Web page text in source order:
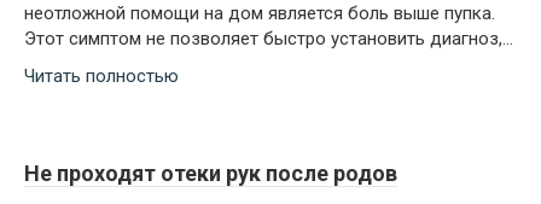
неотложной помощи на дом является боль выше пупка.
Этот симптом не позволяет быстро установить диагноз,…
Читать полностью
Не проходят отеки рук после родов